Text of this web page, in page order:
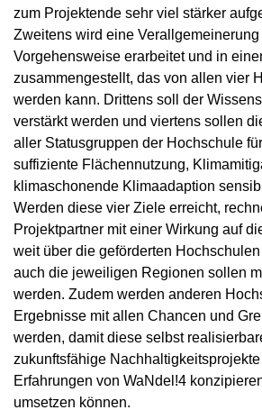
zum Projektende sehr viel stärker
Zweitens wird eine Verallgemeinerung
Vorgehensweise erarbeitet und in
zusammengestellt, das von allen vier
werden kann. Drittens soll der
verstärkt werden und viertens sollen
aller Statusgruppen der Hochschule
suffiziente Flächennutzung,
klimaschonende Klimaadaption
Werden diese vier Ziele erreicht,
Projektpartner mit einer Wirkung auf
weit über die geförderten
auch die jeweiligen Regionen sollen
werden. Zudem werden anderen
Ergebnisse mit allen Chancen und
werden, damit diese selbst
zukunftsfähige
Erfahrungen von WaNdel!4
umsetzen können.